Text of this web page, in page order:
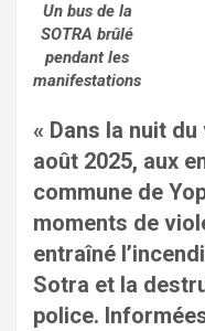
Un bus de la
SOTRA brûlé
pendant les
manifestations
« Dans la nuit
août 2025, aux
commune de
moments de
entraîné
Sotra et la
police.